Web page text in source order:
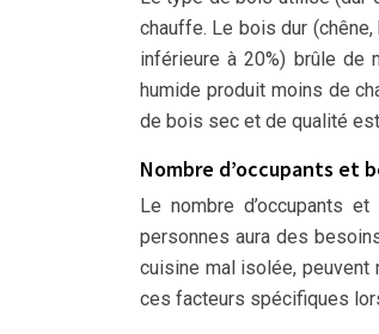
chauffe. Le bois dur
inférieure à 20%) brûle de
humide produit moins de
de bois sec et de qualité
Nombre d’occupants et
Le nombre d’occupants
personnes aura des
cuisine mal isolée,
ces facteurs spécifiques